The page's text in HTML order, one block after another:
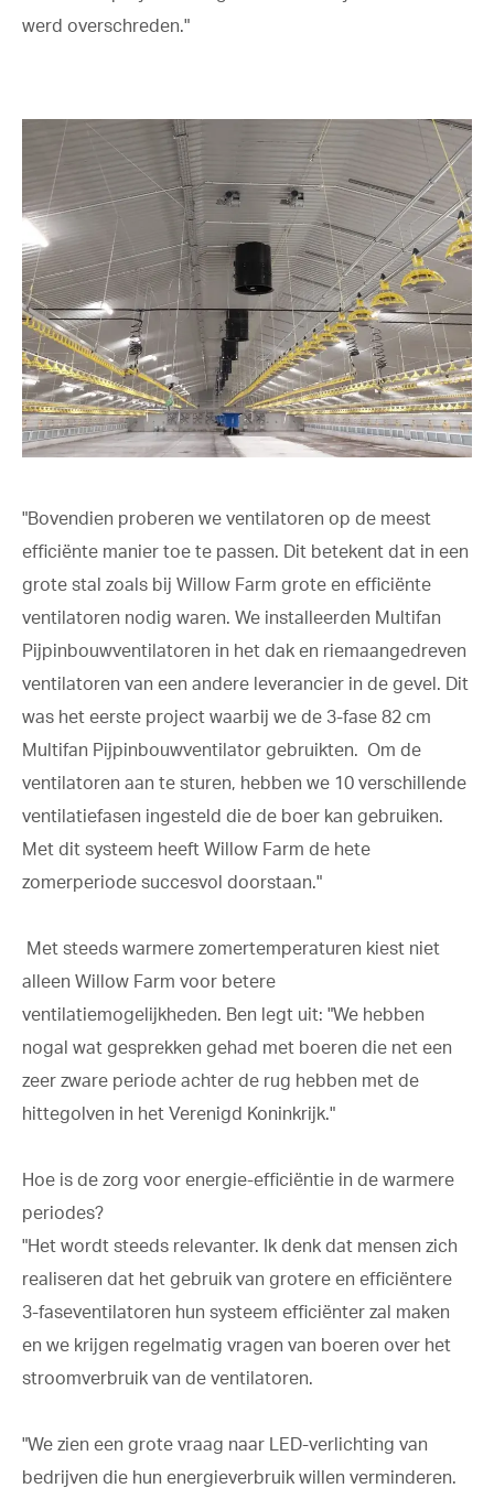
werd overschreden."
"Bovendien proberen we ventilatoren op de meest
efficiënte manier toe te passen. Dit betekent dat in een
grote stal zoals bij Willow Farm grote en efficiënte
ventilatoren nodig waren. We installeerden Multifan
Pijpinbouwventilatoren in het dak en riemaangedreven
ventilatoren van een andere leverancier in de gevel. Dit
was het eerste project waarbij we de 3-fase 82 cm
Multifan Pijpinbouwventilator gebruikten. Om de
ventilatoren aan te sturen, hebben we 10 verschillende
ventilatiefasen ingesteld die de boer kan gebruiken.
Met dit systeem heeft Willow Farm de hete
zomerperiode succesvol doorstaan."
Met steeds warmere zomertemperaturen kiest niet
alleen Willow Farm voor betere
ventilatiemogelijkheden. Ben legt uit: "We hebben
nogal wat gesprekken gehad met boeren die net een
zeer zware periode achter de rug hebben met de
hittegolven in het Verenigd Koninkrijk."
Hoe is de zorg voor energie-efficiëntie in de warmere
periodes?
"Het wordt steeds relevanter. Ik denk dat mensen zich
realiseren dat het gebruik van grotere en efficiëntere
3-faseventilatoren hun systeem efficiënter zal maken
en we krijgen regelmatig vragen van boeren over het
stroomverbruik van de ventilatoren.
"We zien een grote vraag naar LED-verlichting van
bedrijven die hun energieverbruik willen verminderen.